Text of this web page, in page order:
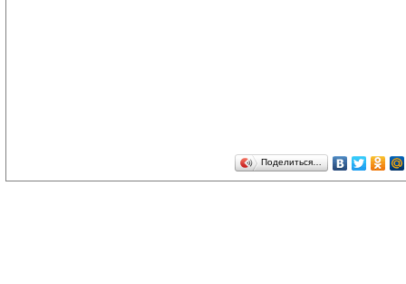
Поделиться…